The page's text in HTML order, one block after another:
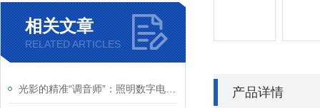
相关文章
RELATED ARTICLES
产品详情